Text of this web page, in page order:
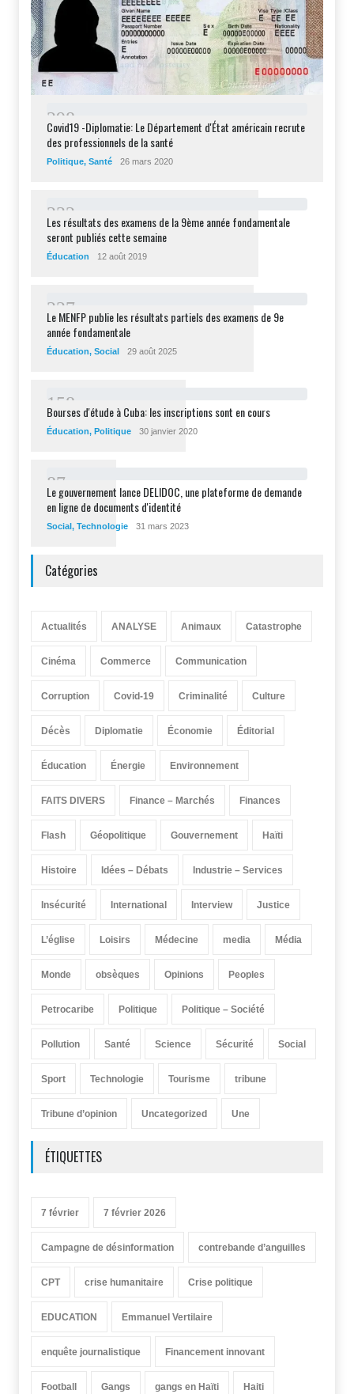
298
Covid19 -Diplomatie: Le Département d'État américain recrute
des professionnels de la santé
Politique, Santé 26 mars 2020
232
Les résultats des examens de la 9ème année fondamentale
seront publiés cette semaine
Éducation 12 août 2019
227
Le MENFP publie les résultats partiels des examens de 9e
année fondamentale
Éducation, Social 29 août 2025
1 58
Bourses d'étude à Cuba: les inscriptions sont en cours
Éducation, Politique 30 janvier 2020
87
Le gouvernement lance DELIDOC, une plateforme de demande
en ligne de documents d'identité
Social , Technologie 31 mars 2023
Catégories
Actualités ANALYSE Animaux Catastrophe
Cinéma Commerce Communication
Corruption Covid-19 Criminalité Culture
Décès Diplomatie Économie Éditorial
Éducation Énergie Environnement
FAITS DIVERS Finance – Marchés Finances
Flash Géopolitique Gouvernement Haïti
Histoire Idées – Débats Industrie – Services
Insécurité International Interview Justice
L’église Loisirs Médecine media Média
Monde obsèques Opinions Peoples
Petrocaribe Politique Politique – Société
Pollution Santé Science Sécurité Social
Sport Technologie Tourisme tribune
Tribune d’opinion Uncategorized Une
ÉTIQUETTES
7 février 7 février 2026
Campagne de désinformation contrebande d’anguilles
CPT crise humanitaire Crise politique
EDUCATION Emmanuel Vertilaire
enquête journalistique Financement innovant
Football Gangs gangs en Haïti Haiti